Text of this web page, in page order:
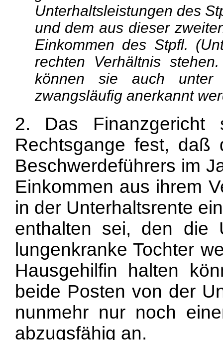
Unterhaltsleistungen des
und dem aus dieser
Einkommen des Stpfl.
rechten Verhältnis
können sie auch unter
zwangsläufig anerkannt
2. Das Finanzgericht
Rechtsgange fest, daß
Beschwerdeführers im
Einkommen aus ihrem
in der Unterhaltsrente
enthalten sei, den die
lungenkranke Tochter
Hausgehilfin halten
beide Posten von der
nunmehr nur noch
abzugsfähig an.